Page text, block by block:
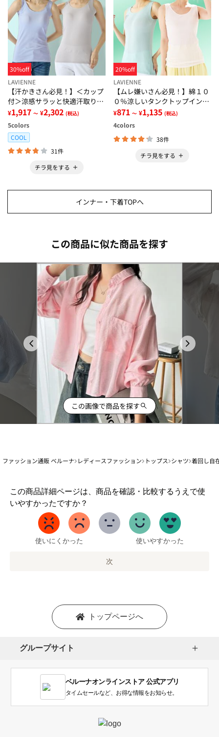
30%off
LAVIENNE
【汗かきさん必見！】＜カップ
付＞涼感サラッと快適汗取りタ
ンクトップインナー＜さらりラ
ボ＞
¥1,917 ～ ¥2,302 (税込)
5colors
COOL
31件
チラ見をする
20%off
LAVIENNE
【ムレ嫌いさん必見！】綿１０
０％涼しいタンクトップインナ
ー＜さらりラボ＞
¥871 ～ ¥1,135 (税込)
4colors
38件
チラ見をする
インナー・下着TOPへ
この商品に似た商品を探す
この画像で商品を探す
ファッション通販 ベルーナ レディースファッション トップス シャツ 着回し自
この商品詳細ページは、商品を確認・比較するうえで使
いやすかったですか？
1
か
い
使いにくかった 使いやすかった
次
トップページへ
グループサイト
ベルーナオンラインストア 公式アプリ
タイムセールなど、お得な情報をお知らせ。